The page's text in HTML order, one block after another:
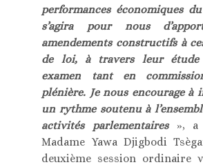
performances économiques
s’agira pour nous
amendements constructifs à
de loi, à travers leur
examen tant en
plénière. Je nous encourage à
un rythme soutenu à
activités parlementaires», a
Madame Yawa Djigbodi
deuxième session ordinaire